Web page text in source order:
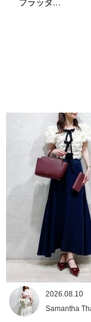
フラッタ...
2026.08.10
Samantha